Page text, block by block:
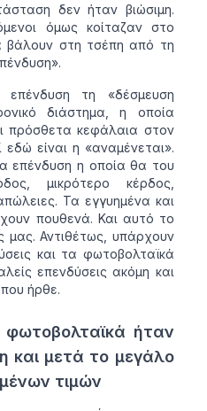
δεν ήταν βιώσιμη.
όμως κοίταζαν στο
στη τσέπη από τη
τη «δέσμευση
διάστημα, η οποία
πρόσθετα κεφάλαια στον
εδώ είναι η «αναμένεται».
επένδυση η οποία θα του
μικρότερο κέρδος,
Τα εγγυημένα και
πουθενά. Και αυτό το
μας. Αντιθέτως, υπάρχουν
και τα φωτοβολταϊκά
επενδύσεις ακόμη και
ήρθε.
φωτοβολταϊκά ήταν
και μετά το μεγάλο
τιμών